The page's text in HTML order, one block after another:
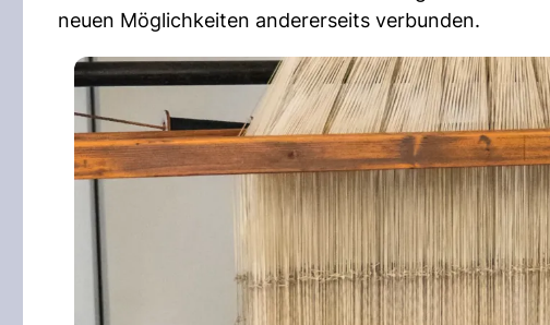
neuen Möglichkeiten andererseits verbunden.